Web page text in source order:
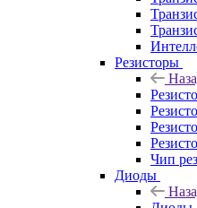
Резисторы
Чип
Диоды